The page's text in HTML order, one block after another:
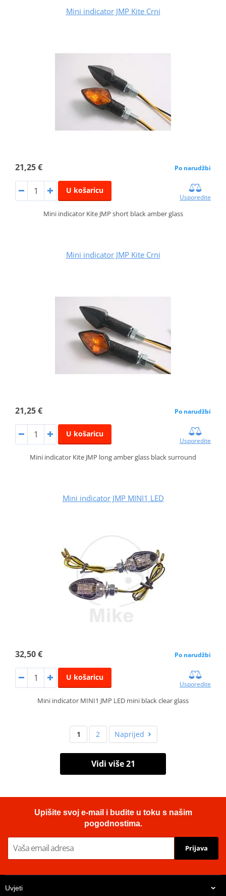
Mini indicator JMP Kite Crni
21,25 € Po narudžbi
U košaricu
Usporedite
Mini indicator Kite JMP short black amber glass
Mini indicator JMP Kite Crni
21,25 € Po narudžbi
U košaricu
Usporedite
Mini indicator Kite JMP long amber glass black surround
Mini indicator JMP MINI1 LED
32,50 € Po narudžbi
U košaricu
Usporedite
Mini indicator MINI1 JMP LED mini black clear glass
1 2 Naprijed
Vidi više 21
Upišite svoj e-mail i budite u toku s našim
pogodnostima.
Prijava
Uvjeti